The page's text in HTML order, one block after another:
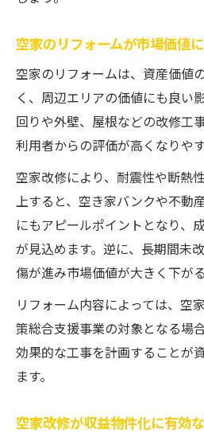
空家改修で倒壊リスク
空家の耐震改修がも
空家改修時に注意す
空家改修で資産価値
空家改修の失敗事例か
空家活用と収益化を実現
空家改修から収益化
説
空家活用で賃貸運用
空家の再生事業で得
ト
空家のリフォームが市場価値
空家のリフォームは、資産価値
く、周辺エリアの価値にも良い
回りや外壁、屋根などの改修工
利用者からの評価が高くなりやす
空家改修により、耐震性や断熱
上すると、空き家バンクや不動
にもアピールポイントとなり、
が見込めます。逆に、長期間未
傷が進み市場価値が大きく下が
リフォーム内容によっては、空
策総合支援事業の対象となる場
効果的な工事を計画することが
ます。
空家改修が収益物件化に有効